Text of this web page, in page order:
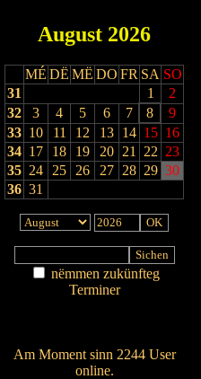
August 2026
MÉ DË MË DO FR SA SO
31
1
2
32
3 4 5 6 7 8
9
33 10 11 12 13 14 15 16
34 17 18 19 20 21 22 23
35 24 25 26 27 28 29 30
36 31
nëmmen zukünfteg
Terminer
Am Moment sinn 2244 User
online.